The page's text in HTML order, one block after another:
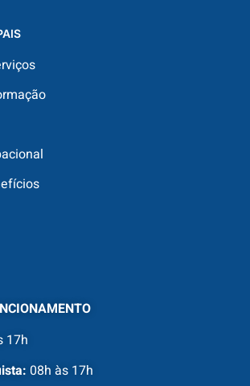
17h
08h às 17h